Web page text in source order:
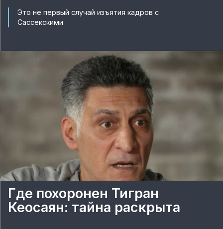
Это не первый случай изъятия кадров с
Сассекскими
Где похоронен Тигран
Кеосаян: тайна раскрыта